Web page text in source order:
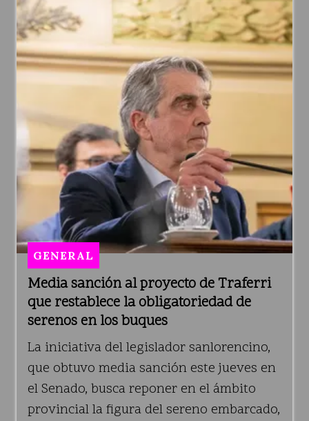
Media sanción al proyecto de Traferri
que restablece la obligatoriedad de
serenos en los buques
GENERAL
La iniciativa del legislador sanlorencino,
que obtuvo media sanción este jueves en
el Senado, busca reponer en el ámbito
provincial la figura del sereno embarcado,